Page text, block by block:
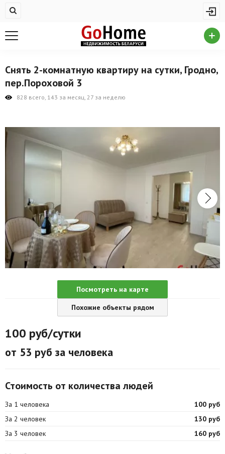
Купить квартиру
На сутки
Новостройки
Комерческая недвижимость
Продажа коммерческой недвижимости
Аренда коммерческой недвижимости
Другие разделы
Новости
Агентства
Ремонт квартир
Грузовое такси
Способы оплаты
Снять 2-комнатную квартиру на сутки, Гродно,
пер.Пороховой 3
828 всего, 143 за месяц, 27 за неделю
Посмотреть на карте
Похожие объекты рядом
100 руб/сутки
от 53 руб за человека
Стоимость от количества людей
За 1 человека
100 руб
За 2 человек
130 руб
За 3 человек
160 руб